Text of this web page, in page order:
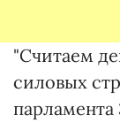
"Считаем
силовых
парламента